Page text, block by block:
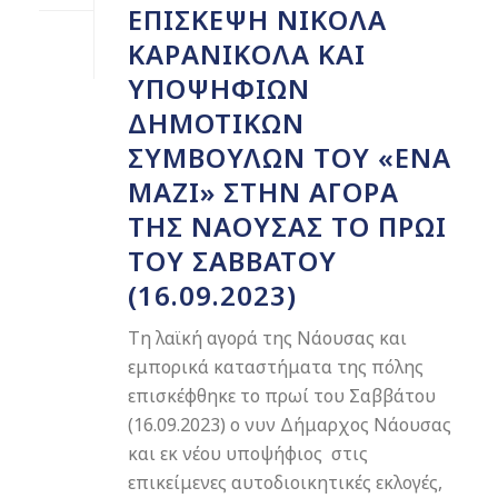
ΕΠΊΣΚΕΨΗ ΝΙΚΌΛΑ
ΚΑΡΑΝΙΚΌΛΑ ΚΑΙ
ΥΠΟΨΉΦΙΩΝ
ΔΗΜΟΤΙΚΏΝ
ΣΥΜΒΟΎΛΩΝ ΤΟΥ «ΕΝΑ
ΜΑΖΊ» ΣΤΗΝ ΑΓΟΡΆ
ΤΗΣ ΝΆΟΥΣΑΣ ΤΟ ΠΡΩΊ
ΤΟΥ ΣΑΒΒΆΤΟΥ
(16.09.2023)
Τη λαϊκή αγορά της Νάουσας και
εμπορικά καταστήματα της πόλης
επισκέφθηκε το πρωί του Σαββάτου
(16.09.2023) ο νυν Δήμαρχος Νάουσας
και εκ νέου υποψήφιος στις
επικείμενες αυτοδιοικητικές εκλογές,